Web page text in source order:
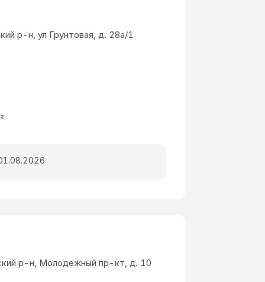
р-н, ул Грунтовая, д. 28а/1
р-н, Молодежный пр-кт, д. 10